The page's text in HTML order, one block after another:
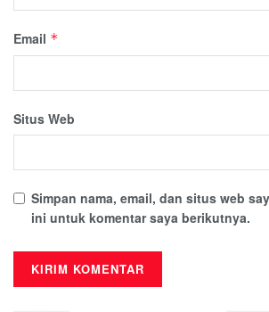
Email *
Situs Web
Simpan nama, email, dan situs web
ini untuk komentar saya berikutnya.